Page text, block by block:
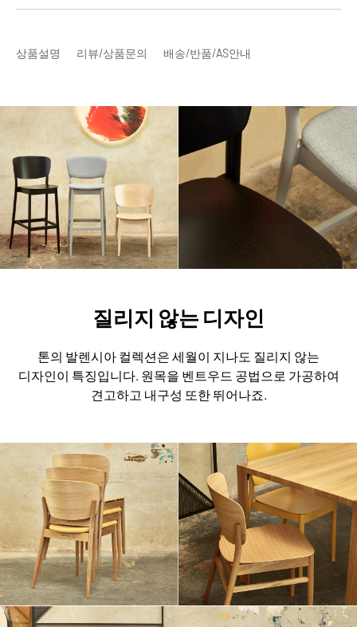
상품설명 리뷰/상품문의 배송/반품/AS안내
질리지 않는 디자인
톤의 발렌시아 컬렉션은 세월이 지나도 질리지 않는
디자인이 특징입니다. 원목을 벤트우드 공법으로 가공하여
견고하고 내구성 또한 뛰어나죠.